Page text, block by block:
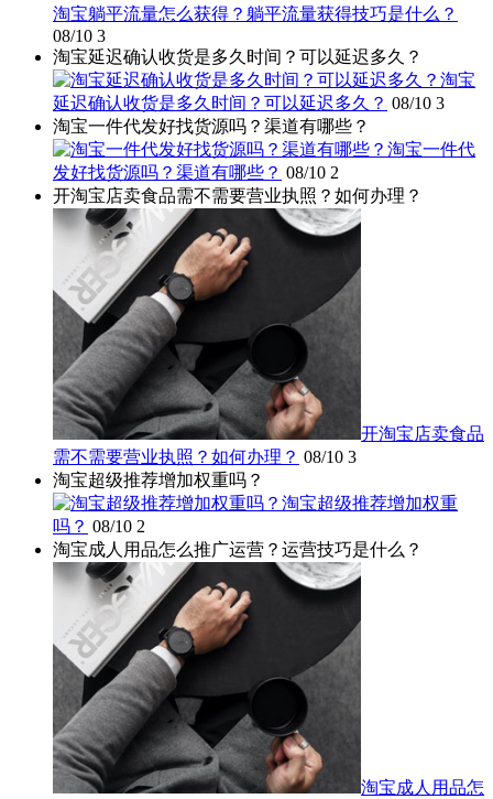
淘宝躺平流量怎么获得？躺平流量获得技巧是什么？
08/10 3
淘宝延迟确认收货是多久时间？可以延迟多久？
淘宝
延迟确认收货是多久时间？可以延迟多久？ 08/10 3
淘宝一件代发好找货源吗？渠道有哪些？
淘宝一件代
发好找货源吗？渠道有哪些？ 08/10 2
开淘宝店卖食品需不需要营业执照？如何办理？
开淘宝店卖食品
需不需要营业执照？如何办理？ 08/10 3
淘宝超级推荐增加权重吗？
淘宝超级推荐增加权重
吗？ 08/10 2
淘宝成人用品怎么推广运营？运营技巧是什么？
淘宝成人用品怎